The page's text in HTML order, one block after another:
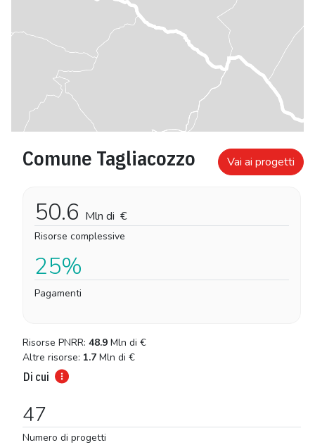
Comune Tagliacozzo Vai ai progetti
50.6 Mln di €
Risorse complessive
25%
Pagamenti
Risorse PNRR: 48.9 Mln di €
Altre risorse: 1.7 Mln di €
Di cui
47
Numero di progetti